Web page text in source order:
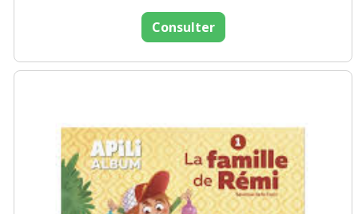
Consulter